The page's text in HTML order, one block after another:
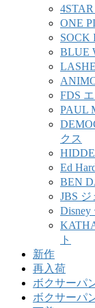
ONE
SOCK
BLUE
FDS
PAUL
クス
Ed
BEN
JBS
Disney
ト
新作
再入荷
ボクサーパ
ボクサーパ